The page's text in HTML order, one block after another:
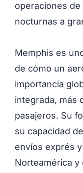
operaciones
nocturnas a
Memphis es
de cómo un
importancia
integrada, más
pasajeros. Su
su capacidad
envíos exprés
Norteamérica y